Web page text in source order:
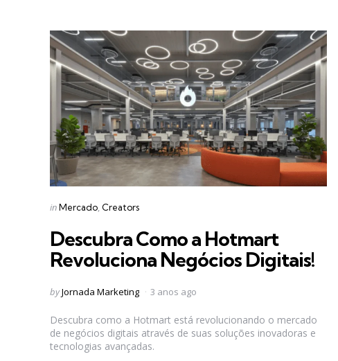
Categories
Posted
inMercado Creators
Descubra Como a Hotmart
Revoluciona Negócios Digitais!
Posted
byJornada Marketing 3 anos ago
Descubra como a Hotmart está revolucionando o mercado
de negócios digitais através de suas soluções inovadoras e
tecnologias avançadas.